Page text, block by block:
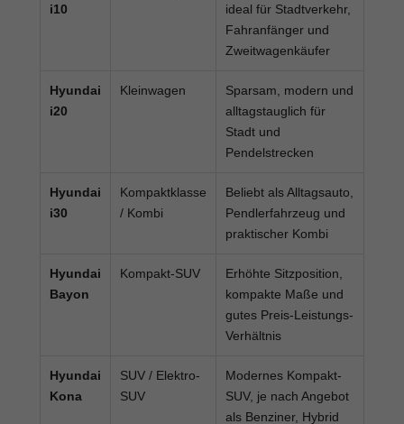
i10
ideal für Stadtverkehr,
Fahranfänger und
Zweitwagenkäufer
Hyundai
i20
Kleinwagen
Sparsam, modern und
alltagstauglich für
Stadt und
Pendelstrecken
Hyundai
i30
Kompaktklasse
/ Kombi
Beliebt als Alltagsauto,
Pendlerfahrzeug und
praktischer Kombi
Hyundai
Bayon
Kompakt-SUV
Erhöhte Sitzposition,
kompakte Maße und
gutes Preis-Leistungs-
Verhältnis
Hyundai
Kona
SUV / Elektro-
SUV
Modernes Kompakt-
SUV, je nach Angebot
als Benziner, Hybrid